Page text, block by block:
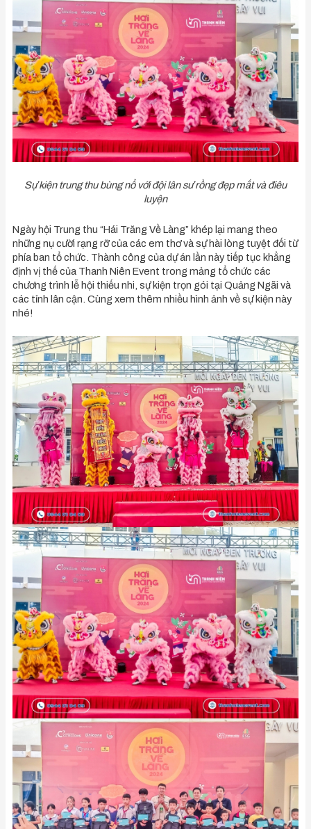
Sự kiện trung thu bùng nổ với đội lân sư rồng đẹp mắt và điêu
luyện
Ngày hội Trung thu “Hái Trăng Về Làng” khép lại mang theo
những nụ cười rạng rỡ của các em thơ và sự hài lòng tuyệt đối từ
phía ban tổ chức. Thành công của dự án lần này tiếp tục khẳng
định vị thế của Thanh Niên Event trong mảng tổ chức các
chương trình lễ hội thiếu nhi, sự kiện trọn gói tại Quảng Ngãi và
các tỉnh lân cận. Cùng xem thêm nhiều hình ảnh về sự kiện này
nhé!